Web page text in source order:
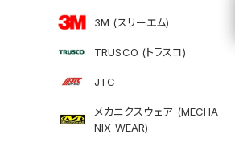
3M (スリーエム)
TRUSCO (トラスコ)
JTC
メカニクスウェア (MECHA
NIX WEAR)